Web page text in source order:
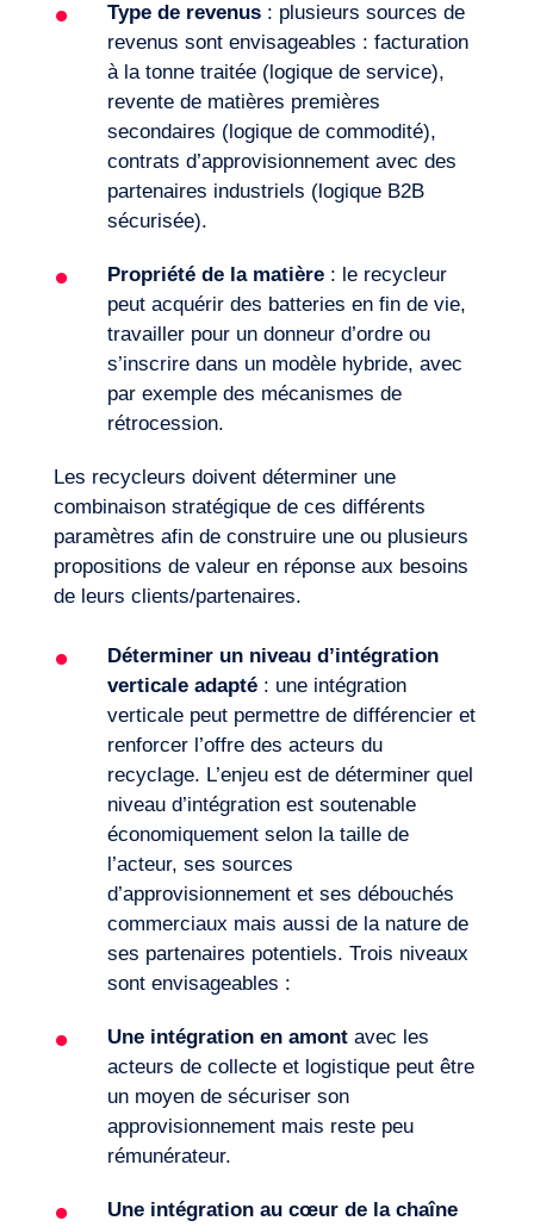
Type de revenus: plusieurs sources de
revenus sont envisageables : facturation
à la tonne traitée (logique de service),
revente de matières premières
secondaires (logique de commodité),
contrats d’approvisionnement avec des
partenaires industriels (logique B2B
sécurisée).
Propriété de la matière : le recycleur
peut acquérir des batteries en fin de vie,
travailler pour un donneur d’ordre ou
s’inscrire dans un modèle hybride, avec
par exemple des mécanismes de
rétrocession.
Les recycleurs doivent déterminer une
combinaison stratégique de ces différents
paramètres afin de construire une ou plusieurs
propositions de valeur en réponse aux besoins
de leurs clients/partenaires.
Déterminer un niveau d’intégration
verticale adapté: une intégration
verticale peut permettre de différencier et
renforcer l’offre des acteurs du
recyclage. L’enjeu est de déterminer quel
niveau d’intégration est soutenable
économiquement selon la taille de
l’acteur, ses sources
d’approvisionnement et ses débouchés
commerciaux mais aussi de la nature de
ses partenaires potentiels. Trois niveaux
sont envisageables :
Une intégration en amontavec les
acteurs de collecte et logistique peut être
un moyen de sécuriser son
approvisionnement mais reste peu
rémunérateur.
Une intégration au cœur de la chaîne